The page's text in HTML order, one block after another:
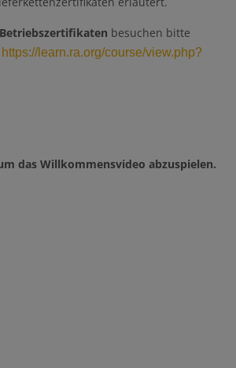
besuchen bitte
https://learn.ra.org/course/view.php?
das Willkommensvideo abzuspielen.